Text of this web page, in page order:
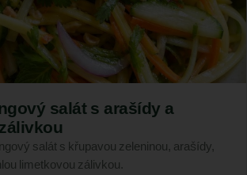
salát s arašídy a
salát s křupavou zeleninou, arašídy,
limetkovou zálivkou.